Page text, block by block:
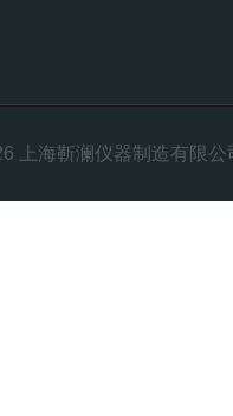
上海靳澜仪器制造有限